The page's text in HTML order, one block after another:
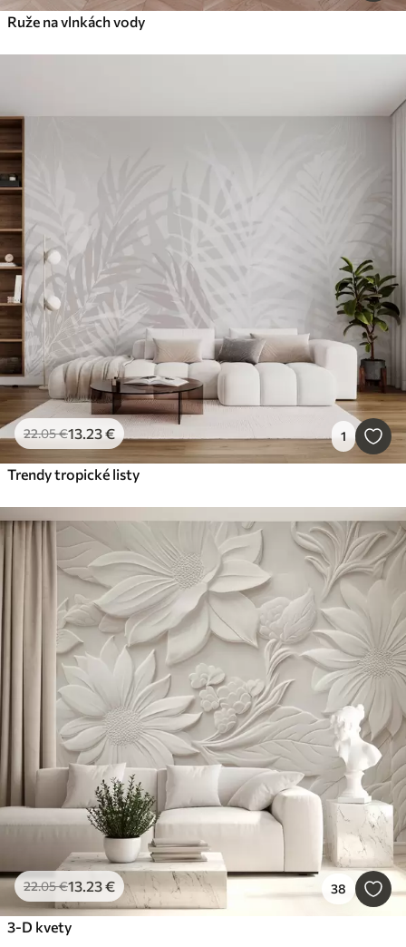
Ruže na vlnkách vody
22.05€13.23€ 1
Trendy tropické listy
22.05€13.23€ 38
3-D kvety